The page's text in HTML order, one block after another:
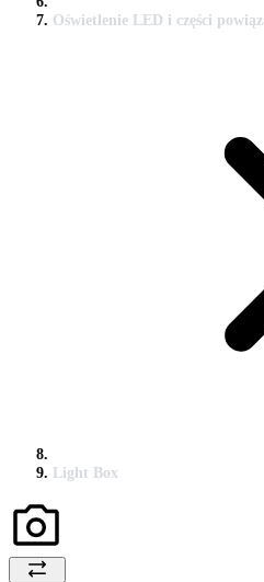
Oświetlenie LED i części
Light Box